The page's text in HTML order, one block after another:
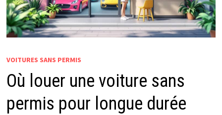
VOITURES SANS PERMIS
Où louer une voiture sans
permis pour longue durée